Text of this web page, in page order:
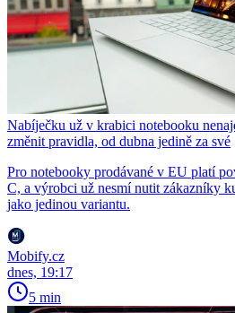
Nabíječku už v krabici notebooku
změnit pravidla, od dubna jedině za své
Pro notebooky prodávané v EU platí
C, a výrobci už nesmí nutit zákazníky
jako jedinou variantu.
Mobify.cz
dnes, 19:17
5 min